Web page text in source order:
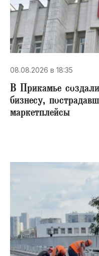
08.08.2026 в 18:35
В Прикамье
бизнесу,
маркетплейсы